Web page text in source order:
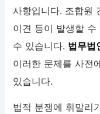
사항입니다. 조합원
이견 등이 발생할
수 있습니다. 법무법
이러한 문제를 사전
있습니다.
법적 분쟁에 휘말리